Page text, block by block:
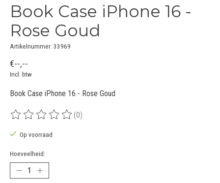
Book Case iPhone 16 -
Rose Goud
Artikelnummer: 33969
€--,--
Incl. btw
Book Case iPhone 16 - Rose Goud
De beoordeling van dit product is
(0)
Op voorraad
Hoeveelheid: